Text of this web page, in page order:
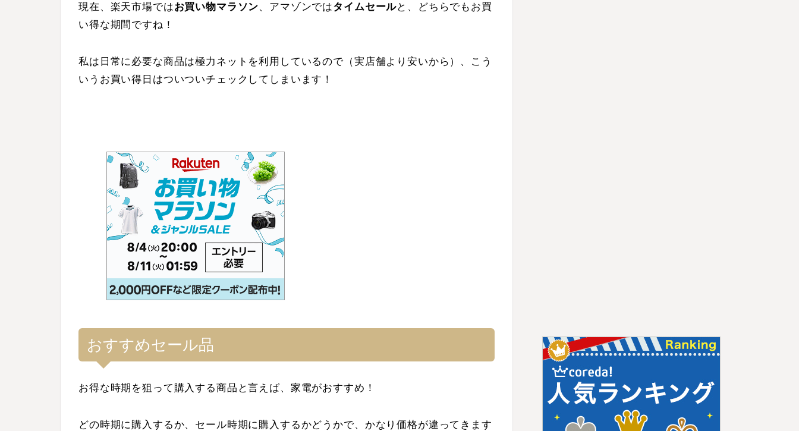
現在、楽天市場ではお買い物マラソン、アマゾンではタイムセールと、どちらでもお買
い得な期間ですね！
私は日常に必要な商品は極力ネットを利用しているので（実店舗より安いから）、こう
いうお買い得日はついついチェックしてしまいます！
おすすめセール品
お得な時期を狙って購入する商品と言えば、家電がおすすめ！
どの時期に購入するか、セール時期に購入するかどうかで、かなり価格が違ってきます